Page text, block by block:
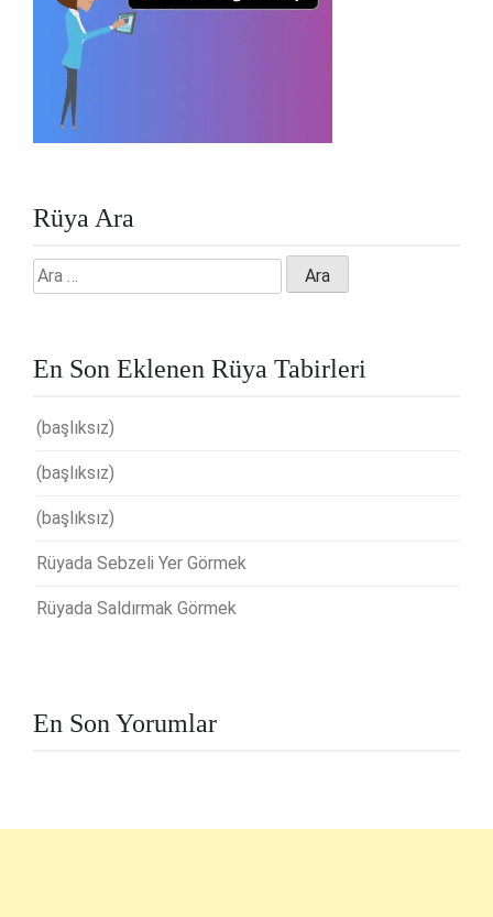
Rüya Ara
Arama:
En Son Eklenen Rüya Tabirleri
(başlıksız)
(başlıksız)
(başlıksız)
Rüyada Sebzeli Yer Görmek
Rüyada Saldırmak Görmek
En Son Yorumlar